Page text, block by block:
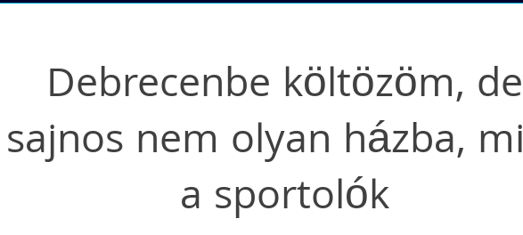
Debrecenbe költözöm, de
sajnos nem olyan házba,
a sportolók